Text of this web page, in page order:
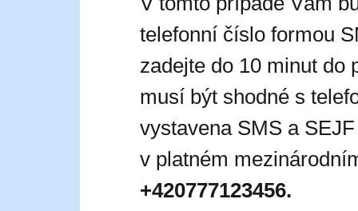
telefonní číslo formou
zadejte do 10 minut do
musí být shodné s
vystavena SMS a
v platném
+420777123456.